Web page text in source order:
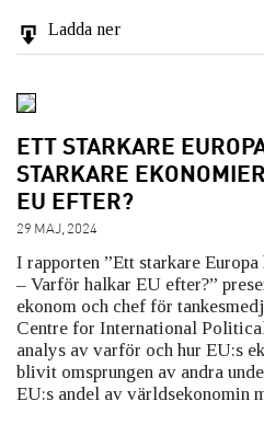
Ladda ner
ETT STARKARE
STARKARE
EU EFTER?
29 MAJ, 2024
I rapporten ”Ett starkare
– Varför halkar EU efter?”
ekonom och chef för
Centre for International
analys av varför och hur EU:s
blivit omsprungen av andra
EU:s andel av världsekonomin